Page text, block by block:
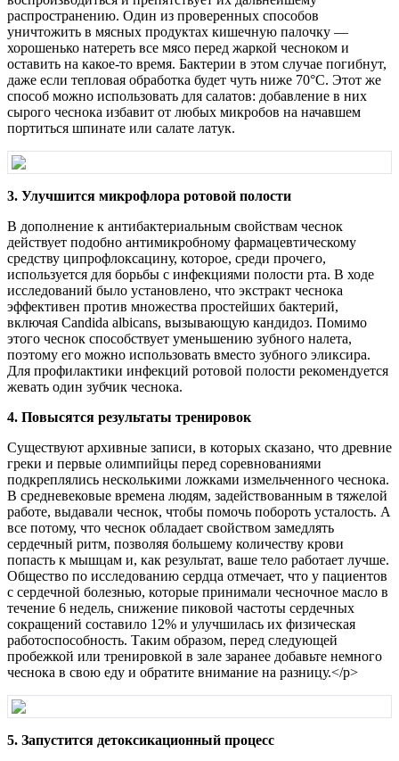
распространению. Один из проверенных способов
уничтожить в мясных продуктах кишечную палочку —
хорошенько натереть все мясо перед жаркой чесноком и
оставить на какое-то время. Бактерии в этом случае погибнут,
даже если тепловая обработка будет чуть ниже 70°С. Этот же
способ можно использовать для салатов: добавление в них
сырого чеснока избавит от любых микробов на начавшем
портиться шпинате или салате латук.
3. Улучшится микрофлора ротовой полости
В дополнение к антибактериальным свойствам чеснок
действует подобно антимикробному фармацевтическому
средству ципрофлоксацину, которое, среди прочего,
используется для борьбы с инфекциями полости рта. В ходе
исследований было установлено, что экстракт чеснока
эффективен против множества простейших бактерий,
включая Candida albicans, вызывающую кандидоз. Помимо
этого чеснок способствует уменьшению зубного налета,
поэтому его можно использовать вместо зубного эликсира.
Для профилактики инфекций ротовой полости рекомендуется
жевать один зубчик чеснока.
4. Повысятся результаты тренировок
Существуют архивные записи, в которых сказано, что древние
греки и первые олимпийцы перед соревнованиями
подкреплялись несколькими ложками измельченного чеснока.
В средневековые времена людям, задействованным в тяжелой
работе, выдавали чеснок, чтобы помочь побороть усталость. А
все потому, что чеснок обладает свойством замедлять
сердечный ритм, позволяя большему количеству крови
попасть к мышцам и, как результат, ваше тело работает лучше.
Общество по исследованию сердца отмечает, что у пациентов
с сердечной болезнью, которые принимали чесночное масло в
течение 6 недель, снижение пиковой частоты сердечных
сокращений составило 12% и улучшилась их физическая
работоспособность. Таким образом, перед следующей
пробежкой или тренировкой в зале заранее добавьте немного
чеснока в свою еду и обратите внимание на разницу.</p>
5. Запустится детоксикационный процесс